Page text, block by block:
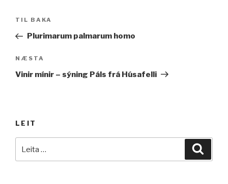
Fyrri
færsla
TIL BAKA
Plurimarum palmarum homo
Næsta
færsla
NÆSTA
Vinir mínir – sýning Páls frá Húsafelli
LEIT
að: